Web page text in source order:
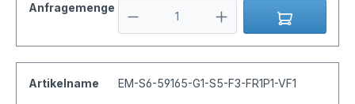
Anfragemenge
Artikelname EM-S6-59165-G1-S5-F3-FR1P1-VF1